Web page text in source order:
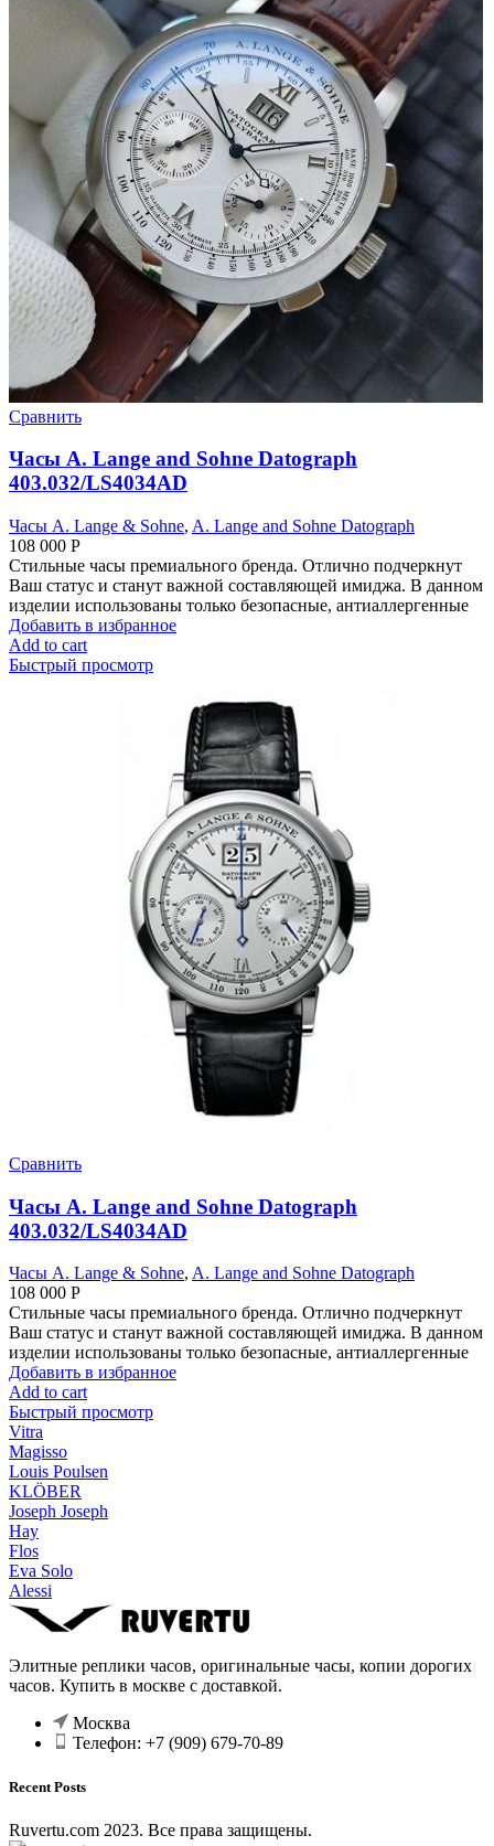
Сравнить
Часы A. Lange and Sohne Datograph
403.032/LS4034AD
Часы A. Lange & Sohne, A. Lange and Sohne Datograph
108 000 Р
Стильные часы премиального бренда. Отлично подчеркнут
Ваш статус и станут важной составляющей имиджа. В данном
изделии использованы только безопасные, антиаллергенные
Добавить в избранное
Add to cart
Быстрый просмотр
Сравнить
Часы A. Lange and Sohne Datograph
403.032/LS4034AD
Часы A. Lange & Sohne, A. Lange and Sohne Datograph
108 000 Р
Стильные часы премиального бренда. Отлично подчеркнут
Ваш статус и станут важной составляющей имиджа. В данном
изделии использованы только безопасные, антиаллергенные
Добавить в избранное
Add to cart
Быстрый просмотр
Vitra
Magisso
Louis Poulsen
KLÖBER
Joseph Joseph
Hay
Flos
Eva Solo
Alessi
Элитные реплики часов, оригинальные часы, копии дорогих
часов. Купить в москве с доставкой.
Москва
Телефон: +7 (909) 679-70-89
Recent Posts
Ruvertu.com 2023. Все права защищены.